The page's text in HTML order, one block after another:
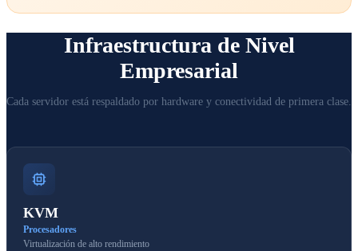
Infraestructura de Nivel
Empresarial
Cada servidor está respaldado por hardware y conectividad de primera clase.
KVM
Procesadores
Virtualización de alto rendimiento